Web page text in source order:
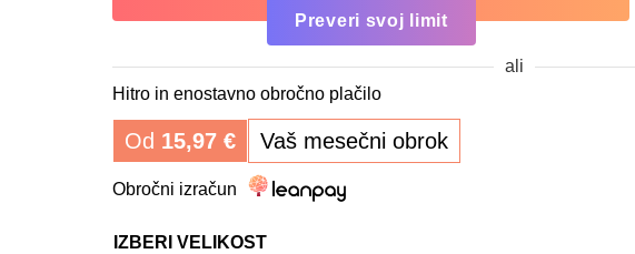
Preveri svoj limit
ali
Hitro in enostavno obročno plačilo
Od 15,97€ Vaš mesečni obrok
Obročni izračun
IZBERI VELIKOST